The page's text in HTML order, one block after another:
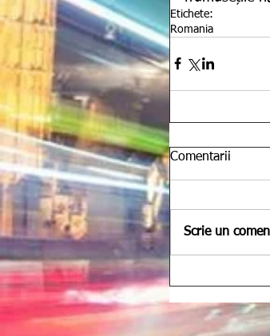
Etichete:
Romania
Comentarii
Scrie un